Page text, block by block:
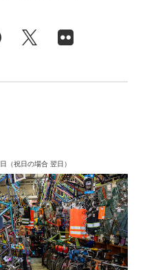
（祝日の場合 翌日）